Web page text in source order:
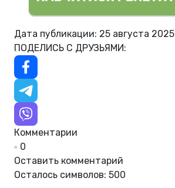
Дата публикации: 25 августа 2025
ПОДЕЛИСЬ С ДРУЗЬЯМИ:
Комментарии
0
Оставить комментарий
Осталось символов: 500